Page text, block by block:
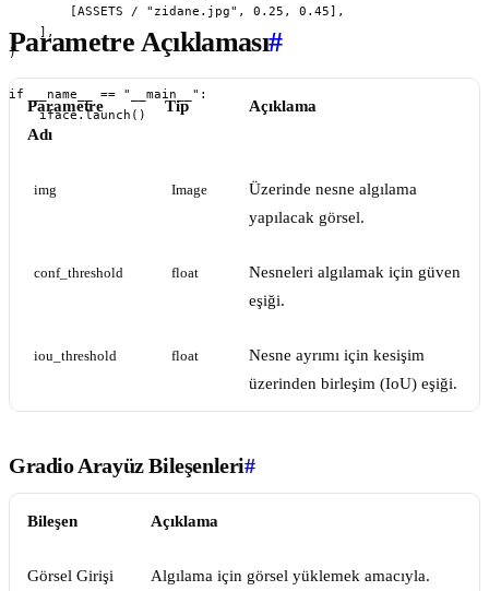
        [ASSETS / "zidane.jpg", 0.25, 0.45],
    ],
)
if __name__ == "__main__":
    iface.launch()
Parametre Açıklaması#
Parametre
Adı
Tip Açıklama
img Image
Üzerinde nesne algılama
yapılacak görsel.
conf_threshold float
Nesneleri algılamak için güven
eşiği.
iou_threshold float
Nesne ayrımı için kesişim
üzerinden birleşim (IoU) eşiği.
Gradio Arayüz Bileşenleri#
Bileşen Açıklama
Görsel Girişi Algılama için görsel yüklemek amacıyla.